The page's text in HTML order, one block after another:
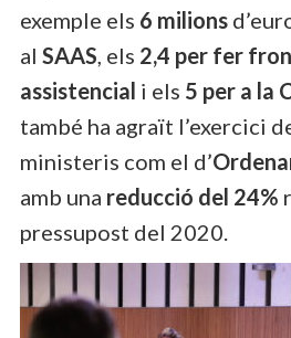
exemple els 6 milions
al SAAS, els 2,4 per fer
assistencial i els 5 per a la
també ha agraït l’exercici
ministeris com el d’
amb una reducció del 24%
pressupost del 2020.